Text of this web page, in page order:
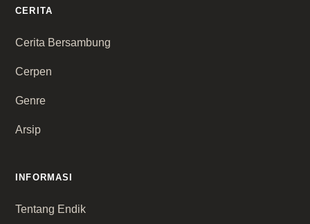
CERITA
Cerita Bersambung
Cerpen
Genre
Arsip
INFORMASI
Tentang Endik